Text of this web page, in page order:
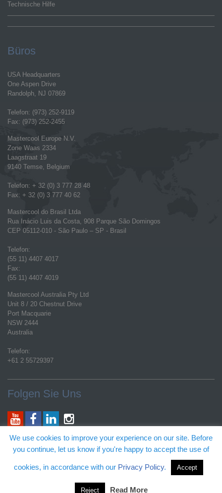
Technische Hilfe
Büros
USA Headquarters
One Aspen Drive
Randolph, NJ 07869
Telefon: (973) 252-9119
Fax: (973) 252-2455
Mastercool Europe N.V.
Zone Waas 2334
Laagstraat 19
9140 Temse, Belgium
Telefon: + 32 (0) 3 777 28 48
Fax: + 32 (0) 3 777 40 62
Mastercool do Brasil Ltda
Rua Inácio Luis da Costa, 908 Parque São Domingos
CEP 05112-010 - São Paulo – SP - Brasil
Telefon:
(55 11) 4407 4017
Fax:
(55 11) 4407 4019
Mastercool Australia Pty Ltd
Unit 8 / 20 Chestnut Drive
Port Macquarie
NSW 2444
Australia
Telefon:
+61 2 55729397
Folgen Sie Uns
customerservice@mastercool.com
Technischer Produktsupport:
Marken abgedeckt werden.
We use cookies to improve your experience on our site. Before
you continue, let us know if you're happy to accept the use of
cookies, in accordance with our Privacy Policy. Accept
Reject Read More